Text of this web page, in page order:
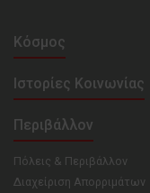
Κόσμος
Ιστορίες Κοινωνίας
Περιβάλλον
Πόλεις & Περιβάλλον
Διαχείριση Απορριμάτων